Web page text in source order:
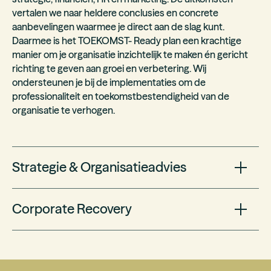
vertalen we naar heldere conclusies en concrete
aanbevelingen waarmee je direct aan de slag kunt.
Daarmee is het TOEKOMST- Ready plan een krachtige
manier om je organisatie inzichtelijk te maken én gericht
richting te geven aan groei en verbetering. Wij
ondersteunen je bij de implementaties om de
professionaliteit en toekomstbestendigheid van de
organisatie te verhogen.
Strategie & Organisatieadvies
bedrijf maakt. Maar toch heb je het gevoel dat je niet het
Corporate Recovery